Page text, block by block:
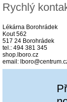
Rychlý
Lékárna Borohrádek
Kout 562
517 24 Borohrádek
tel.: 494 381 345
shop.lboro.cz
email: